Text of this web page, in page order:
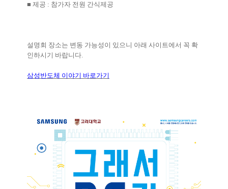
■ 제공 : 참가자 전원 간식제공
설명회 장소는 변동 가능성이 있으니 아래 사이트에서 꼭 확
인하시기 바랍니다.
삼성반도체 이야기 바로가기